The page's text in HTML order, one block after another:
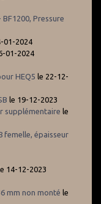
BF1200, Pressure
01-2024
01-2024
HEQ5 le 22-12-
le 19-12-2023
supplémentaire le
femelle, épaisseur
14-12-2023
mm non monté le